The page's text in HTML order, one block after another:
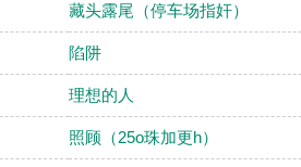
藏头露尾（停车场指奸）
陷阱
理想的人
照顾（25o珠加更h）